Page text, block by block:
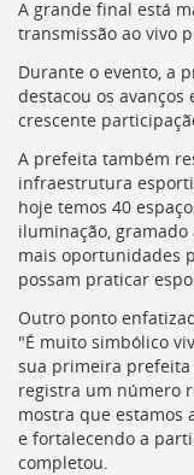
o
conteúdo
página
[]
Ir
para
a
busca
[]
Voltar
para
início
deste
menu
[]
A grande final está
transmissão ao vivo
Durante o evento, a
destacou os
crescente
A prefeita também
infraestrutura
hoje temos 40
iluminação,
mais oportunidades
possam praticar
Outro ponto
"É muito simbólico
sua primeira prefeita
registra um número
mostra que estamos
e fortalecendo a
completou.